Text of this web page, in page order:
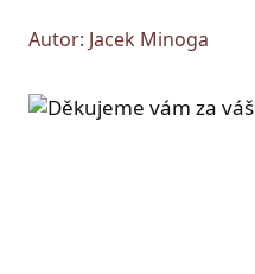
Autor: Jacek Minoga